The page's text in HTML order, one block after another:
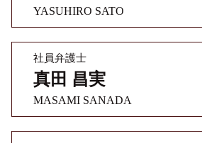
YASUHIRO SATO
社員弁護士
真田 昌実
MASAMI SANADA